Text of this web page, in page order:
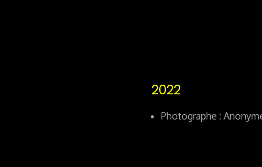
2022
Photographe :